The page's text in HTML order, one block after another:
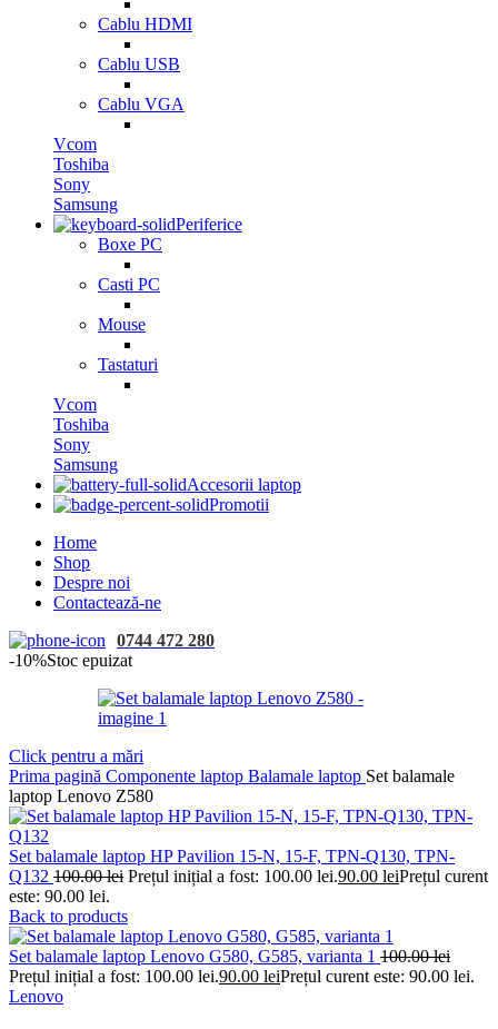
Cablu HDMI
Cablu USB
Cablu VGA
Vcom
Toshiba
Sony
Samsung
Periferice
Boxe PC
Casti PC
Mouse
Tastaturi
Vcom
Toshiba
Sony
Samsung
Accesorii laptop
Promotii
Home
Shop
Despre noi
Contactează-ne
0744 472 280
-10%Stoc epuizat
Click pentru a mări
Prima pagină Componente laptop Balamale laptop Set balamale
laptop Lenovo Z580
Set balamale laptop HP Pavilion 15-N, 15-F, TPN-Q130, TPN-
Q132 100.00lei Prețul inițial a fost: 100.00 lei.90.00 leiPrețul curent
este: 90.00 lei.
Back to products
Set balamale laptop Lenovo G580, G585, varianta 1 100.00lei
Prețul inițial a fost: 100.00 lei.90.00 leiPrețul curent este: 90.00 lei.
Lenovo